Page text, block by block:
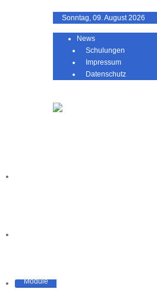
Sonntag, 09. August 2026
News
Schulungen
Impressum
Datenschutz
Module